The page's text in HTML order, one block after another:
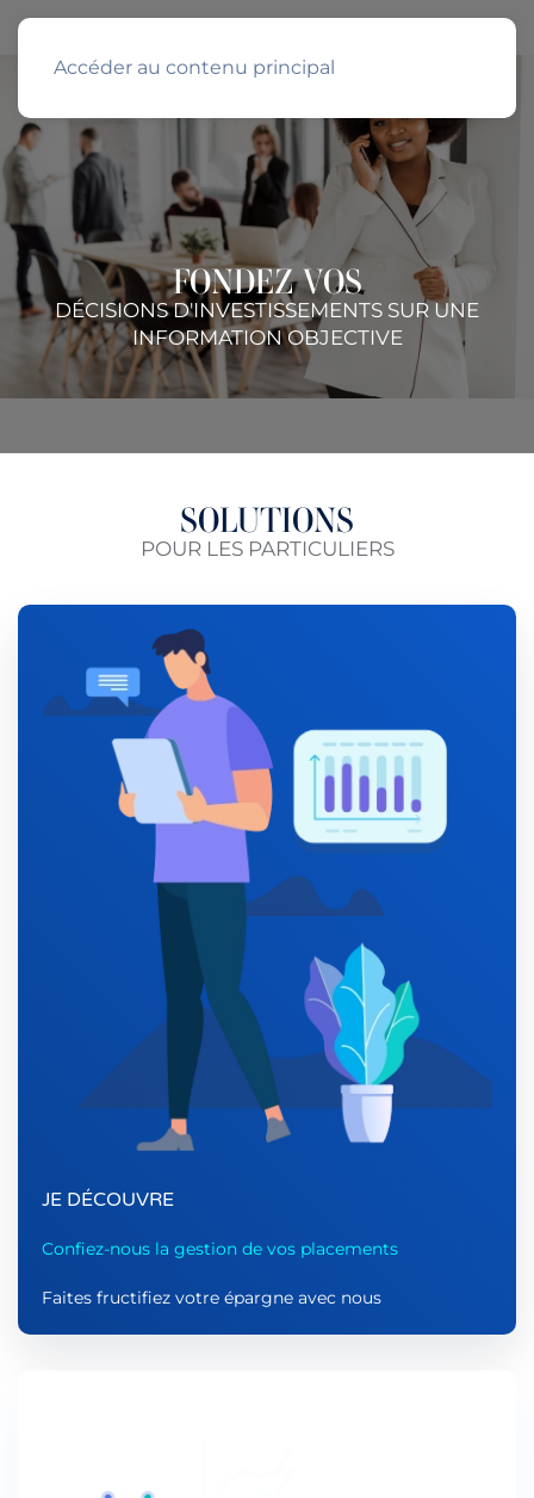
Accéder au contenu principal
FONDEZ VOS
DÉCISIONS D'INVESTISSEMENTS SUR UNE
INFORMATION OBJECTIVE
SOLUTIONS
POUR LES PARTICULIERS
JE DÉCOUVRE
Confiez-nous la gestion de vos placements
Faites fructifiez votre épargne avec nous